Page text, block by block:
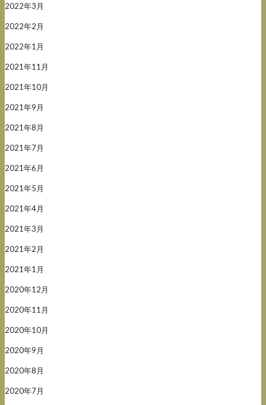
2022年3月
2022年2月
2022年1月
2021年11月
2021年10月
2021年9月
2021年8月
2021年7月
2021年6月
2021年5月
2021年4月
2021年3月
2021年2月
2021年1月
2020年12月
2020年11月
2020年10月
2020年9月
2020年8月
2020年7月